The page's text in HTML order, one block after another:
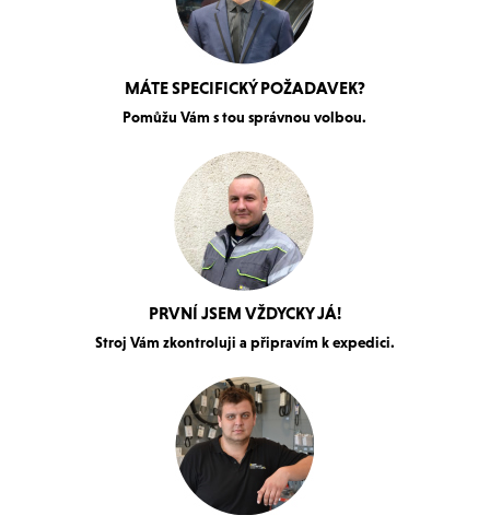
MÁTE SPECIFICKÝ POŽADAVEK?
Pomůžu Vám s tou správnou volbou.
PRVNÍ JSEM VŽDYCKY JÁ!
Stroj Vám zkontroluji a připravím k expedici.